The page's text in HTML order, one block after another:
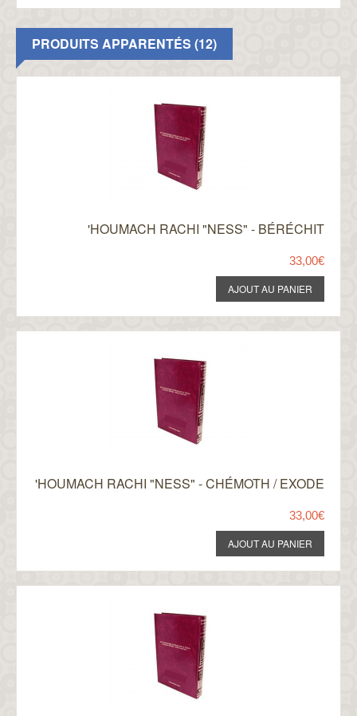
PRODUITS APPARENTÉS (12)
'HOUMACH RACHI "NESS" - BÉRÉCHIT
33,00€
'HOUMACH RACHI "NESS" - CHÉMOTH / EXODE
33,00€